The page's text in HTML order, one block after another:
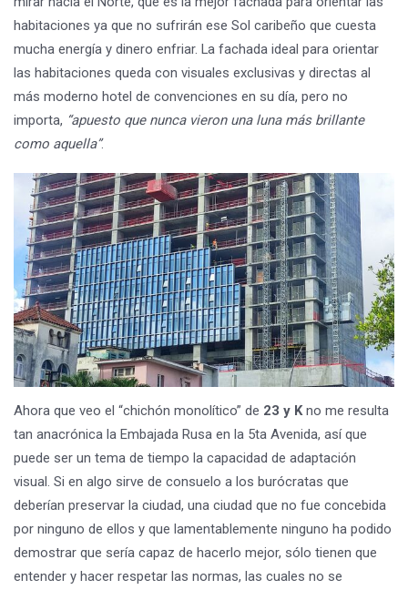
habitaciones ya que no sufrirán ese Sol caribeño que cuesta
mucha energía y dinero enfriar. La fachada ideal para orientar
las habitaciones queda con visuales exclusivas y directas al
más moderno hotel de convenciones en su día, pero no
importa, “apuesto que nunca vieron una luna más brillante
como aquella”.
Ahora que veo el “chichón monolítico” de 23 y Kno me resulta
tan anacrónica la Embajada Rusa en la 5ta Avenida, así que
puede ser un tema de tiempo la capacidad de adaptación
visual. Si en algo sirve de consuelo a los burócratas que
deberían preservar la ciudad, una ciudad que no fue concebida
por ninguno de ellos y que lamentablemente ninguno ha podido
demostrar que sería capaz de hacerlo mejor, sólo tienen que
entender y hacer respetar las normas, las cuales no se